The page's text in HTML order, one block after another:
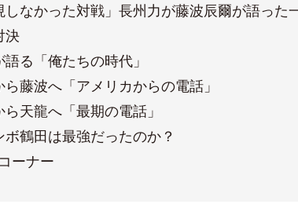
しなかった対戦」長州力が藤波辰爾が語った
決
語る「俺たちの時代」
ら藤波へ「アメリカからの電話」
ら天龍へ「最期の電話」
ボ鶴田は最強だったのか？
ーナー